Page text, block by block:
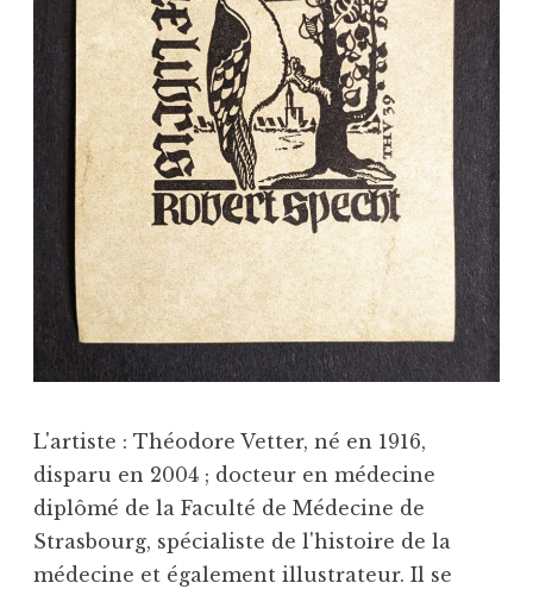
L'artiste : Théodore Vetter, né en 1916,
disparu en 2004 ; docteur en médecine
diplômé de la Faculté de Médecine de
Strasbourg, spécialiste de l'histoire de la
médecine et également illustrateur. Il se